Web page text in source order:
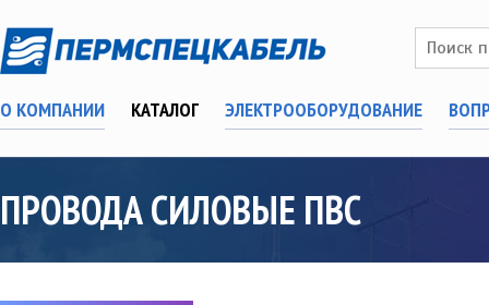
О КОМПАНИИ КАТАЛОГ ЭЛЕКТРООБОРУДОВАНИЕ
ПРОВОДА СИЛОВЫЕ ПВС